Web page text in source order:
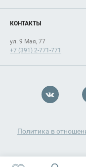
КОНТАКТЫ
ул. 9 Мая, 77
+7 (391) 2-771-771
Политика в